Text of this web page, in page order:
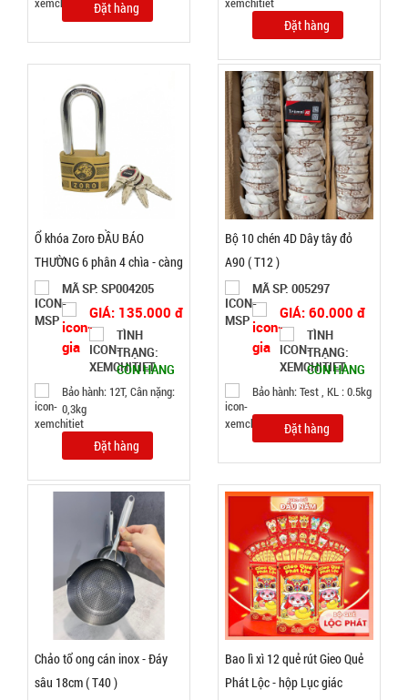
TRẠNG:
CÒN HÀNG
Bảo
hành:
Test;
Cân nặng:
0,3kg
Đặt
Ấm siêu tốc
inox 1,8 Lít
MÃ
SP:
SP004162
GIÁ:
65.000 đ
TÌNH
TRẠNG:
CÒN HÀNG
Bảo
hành:
KO
BH; Cân
nặng: 1kg
Đặt hàng
Đặt hàng
Ổ khóa Zoro ĐẦU BÁO
THƯỜNG 6 phân 4 chìa - càng
Dài
MÃ SP: SP004205
GIÁ: 135.000 đ
TÌNH
TRẠNG:
CÒN HÀNG
Bảo hành: 12T, Cân nặng:
0,3kg
Đặt hàng
Bộ 10 chén 4D Dây tây đỏ
A90 ( T12 )
MÃ SP: 005297
GIÁ: 60.000 đ
TÌNH
TRẠNG:
CÒN HÀNG
Bảo hành: Test , KL : 0.5kg
Đặt hàng
Chảo tổ ong cán inox - Đáy
sâu 18cm ( T40 )
Bao lì xì 12 quẻ rút Gieo Quẻ
Phát Lộc - hộp Lục giác